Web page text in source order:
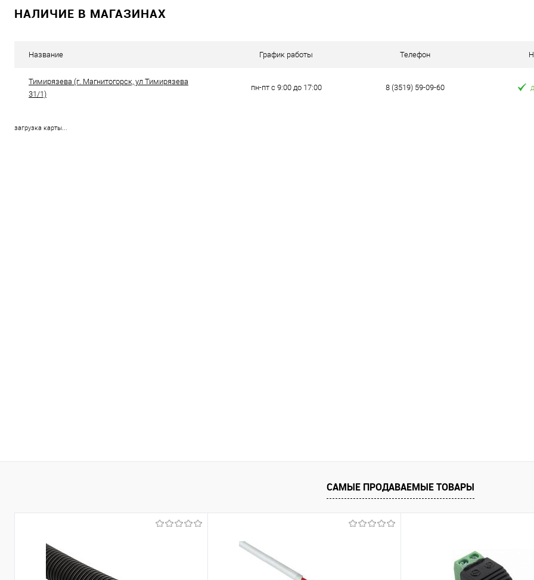
НАЛИЧИЕ В МАГАЗИНАХ
Название График работы Телефон
Тимирязева (г. Магнитогорск, ул Тимирязева
31/1)
пн-пт с 9:00 до 17:00 8 (3519) 59-09-60
загрузка карты...
САМЫЕ ПРОДАВАЕМЫЕ ТОВАРЫ